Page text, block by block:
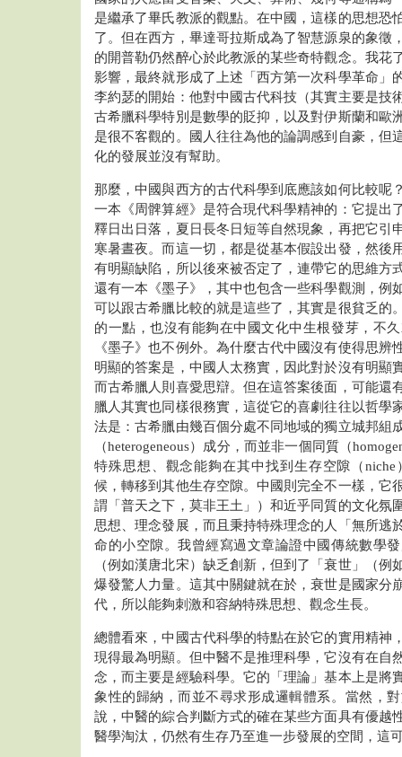
是繼承了畢氏教派的觀點。在中國，這樣的思想恐
了。但在西方，畢達哥拉斯成為了智慧源泉的象徵
的開普勒仍然醉心於此教派的某些奇特觀念。我花
影響，最終就形成了上述「西方第一次科學革命」
李約瑟的開始：他對中國古代科技（其實主要是技
古希臘科學特別是數學的貶抑，以及對伊斯蘭和歐
是很不客觀的。國人往往為他的論調感到自豪，但
化的發展並沒有幫助。
那麼，中國與西方的古代科學到底應該如何比較呢
一本《周髀算經》是符合現代科學精神的：它提出
釋日出日落，夏日長冬日短等自然現象，再把它引
寒暑晝夜。而這一切，都是從基本假設出發，然後
有明顯缺陷，所以後來被否定了，連帶它的思維方
還有一本《墨子》，其中也包含一些科學觀測，例
可以跟古希臘比較的就是這些了，其實是很貧乏的
的一點，也沒有能夠在中國文化中生根發芽，不
《墨子》也不例外。為什麼古代中國沒有使得思辨
明顯的答案是，中國人太務實，因此對於沒有明顯
而古希臘人則喜愛思辯。但在這答案後面，可能還
臘人其實也同樣很務實，這從它的喜劇往往以哲學
法是：古希臘由幾百個分處不同地域的獨立城邦組
（heterogeneous）成分，而並非一個同質（
特殊思想、觀念能夠在其中找到生存空隙（
候，轉移到其他生存空隙。中國則完全不一樣，它
謂「普天之下，莫非王土」）和近乎同質的文化氛
思想、理念發展，而且秉持特殊理念的人「無所逃
命的小空隙。我曾經寫過文章論證中國傳統數學
（例如漢唐北宋）缺乏創新，但到了「衰世」（例
爆發驚人力量。這其中關鍵就在於，衰世是國家分
代，所以能夠刺激和容納特殊思想、觀念生長。
總體看來，中國古代科學的特點在於它的實用精神
現得最為明顯。但中醫不是推理科學，它沒有在自
念，而主要是經驗科學。它的「理論」基本上是將
象性的歸納，而並不尋求形成邏輯體系。當然，
說，中醫的綜合判斷方式的確在某些方面具有優越
醫學淘汰，仍然有生存乃至進一步發展的空間，這